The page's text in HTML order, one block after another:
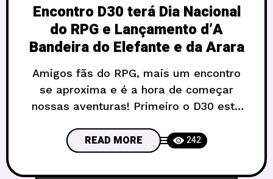
Encontro D30 terá Dia Nacional
do RPG e Lançamento d’A
Bandeira do Elefante e da Arara
Amigos fãs do RPG, mais um encontro
se aproxima e é a hora de começar
nossas aventuras! Primeiro o D30 está
novo RPG brasileiro A Bandeira do
Elefante e da Arara, com o autor do livro
e do RPG, Christopher Kastensmidt
READ MORE 242